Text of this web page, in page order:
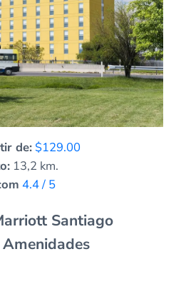
de: $129.00
13,2 km.
4.4 / 5
Santiago